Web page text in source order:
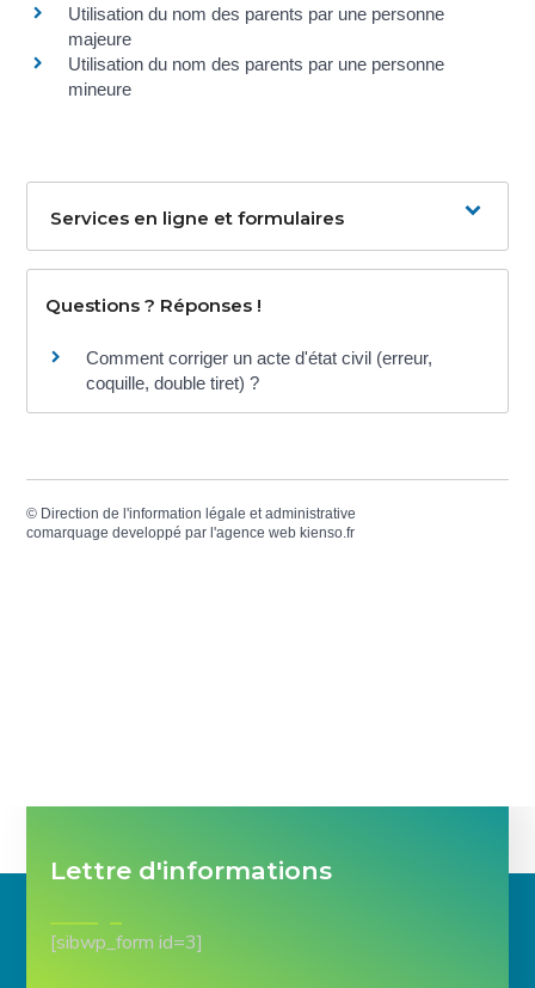
Utilisation du nom des parents par une personne
majeure
Utilisation du nom des parents par une personne
mineure
Services en ligne et formulaires
Questions ? Réponses !
Comment corriger un acte d'état civil (erreur,
coquille, double tiret) ?
© Direction de l'information légale et administrative
comarquage developpé par l'agence web kienso.fr
Lettre d'informations
[sibwp_form id=3]